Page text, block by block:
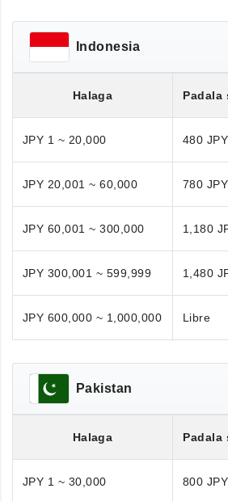
Indonesia
Halaga Padala
JPY 1 ~ 20,000 480 JPY
JPY 20,001 ~ 60,000 780 JPY
JPY 60,001 ~ 300,000 1,180
JPY 300,001 ~ 599,999 1,480
JPY 600,000 ~ 1,000,000 Libre
Pakistan
Halaga Padala
JPY 1 ~ 30,000 800 JPY